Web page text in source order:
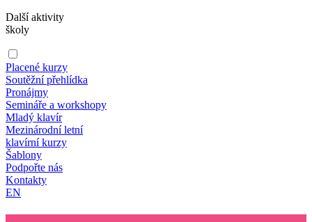
Další aktivity
školy
Placené kurzy
Soutěžní přehlídka
Pronájmy
Semináře a workshopy
Mladý klavír
Mezinárodní letní
klavírní kurzy
Šablony
Podpořte nás
Kontakty
EN